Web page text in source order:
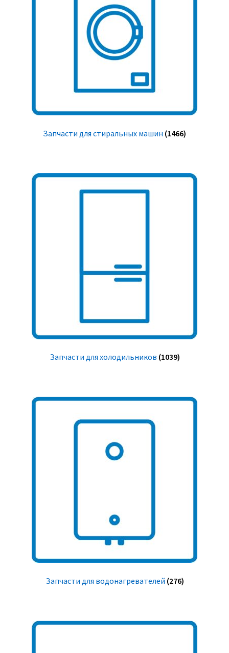
Запчасти для стиральных машин (1466)
Запчасти для холодильников (1039)
Запчасти для водонагревателей (276)